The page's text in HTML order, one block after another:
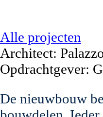
Alle projecten
Architect:
Opdrachtgever:
De nieuwbouw